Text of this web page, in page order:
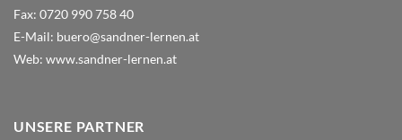
Fax: 0720 990 758 40
E-Mail: buero@sandner-lernen.at
Web: www.sandner-lernen.at
UNSERE PARTNER